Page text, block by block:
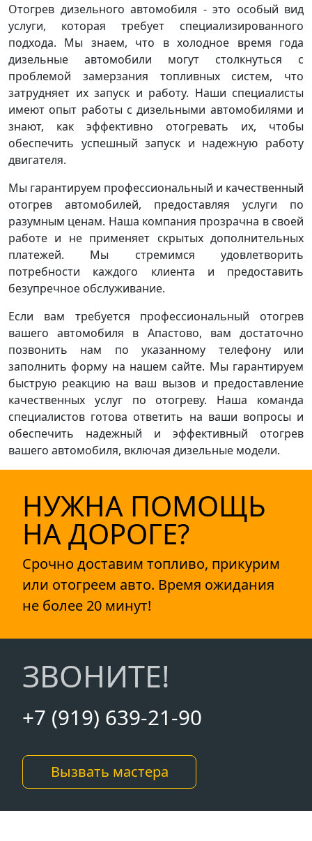
Отогрев дизельного автомобиля - это особый вид
услуги, которая требует специализированного
подхода. Мы знаем, что в холодное время года
дизельные автомобили могут столкнуться с
проблемой замерзания топливных систем, что
затрудняет их запуск и работу. Наши специалисты
имеют опыт работы с дизельными автомобилями и
знают, как эффективно отогревать их, чтобы
обеспечить успешный запуск и надежную работу
двигателя.
Мы гарантируем профессиональный и качественный
отогрев автомобилей, предоставляя услуги по
разумным ценам. Наша компания прозрачна в своей
работе и не применяет скрытых дополнительных
платежей. Мы стремимся удовлетворить
потребности каждого клиента и предоставить
безупречное обслуживание.
Если вам требуется профессиональный отогрев
вашего автомобиля в Апастово, вам достаточно
позвонить нам по указанному телефону или
заполнить форму на нашем сайте. Мы гарантируем
быструю реакцию на ваш вызов и предоставление
качественных услуг по отогреву. Наша команда
специалистов готова ответить на ваши вопросы и
обеспечить надежный и эффективный отогрев
вашего автомобиля, включая дизельные модели.
НУЖНА ПОМОЩЬ
НА ДОРОГЕ?
Срочно доставим топливо, прикурим
или отогреем авто. Время ожидания
не более 20 минут!
ЗВОНИТЕ!
+7 (919) 639-21-90
Вызвать мастера